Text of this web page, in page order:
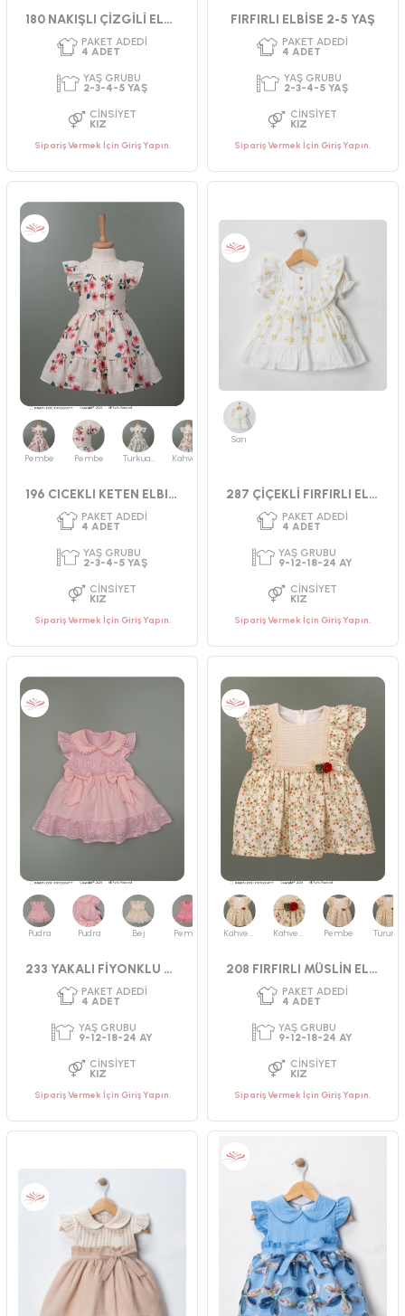
180 NAKIŞLI ÇİZGİLİ ELBİSE 2-3-4-5 YAŞ
PAKET ADEDI
4 ADET
YAŞ GRUBU
2-3-4-5 YAŞ
CINSIYET
KIZ
Sipariş Vermek İçin Giriş Yapın.
FIRFIRLI ELBİSE 2-5 YAŞ
CINSIYET
KIZ
Sipariş Vermek İçin Giriş Yapın.
Pembe Pembe Turkuaz
196 CICEKLI KETEN ELBISE
PAKET ADEDI
YAŞ GRUBU
2-3-4-5 YAŞ
KIZ
Sipariş Vermek İçin Giriş Yapın.
Sarı
287 ÇİÇEKLİ FIRFIRLI ELBİSE 9-24 AY
PAKET ADEDI
YAŞ GRUBU
9-12-18-24 AY
KIZ
Sipariş Vermek İçin Giriş Yapın.
Pudra Pudra Bej Pembe
233 YAKALI FİYONKLU ELBİSE
Sipariş Vermek İçin Giriş Yapın.
Kahverengi Kahverengi Pembe Turuncu
208 FIRFIRLI MÜSLİN ELBİSE
Sipariş Vermek İçin Giriş Yapın.